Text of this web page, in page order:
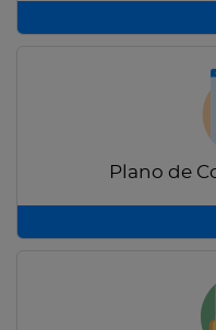
Plano de